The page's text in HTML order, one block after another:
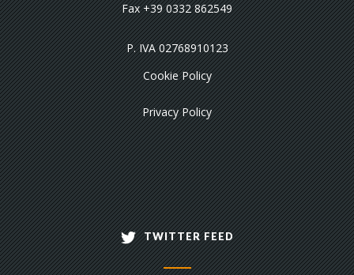
Fax +39 0332 862549
P. IVA 02768910123
Cookie Policy
Privacy Policy
TWITTER FEED